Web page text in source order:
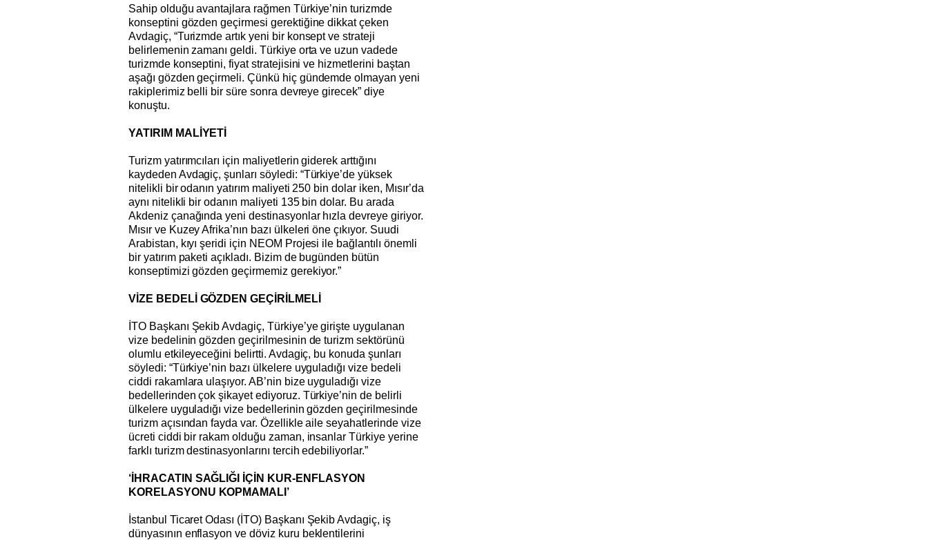
Sahip olduğu avantajlara rağmen Türkiye’nin turizmde
konseptini gözden geçirmesi gerektiğine dikkat çeken
Avdagiç, “Turizmde artık yeni bir konsept ve strateji
belirlemenin zamanı geldi. Türkiye orta ve uzun vadede
turizmde konseptini, fiyat stratejisini ve hizmetlerini baştan
aşağı gözden geçirmeli. Çünkü hiç gündemde olmayan yeni
rakiplerimiz belli bir süre sonra devreye girecek” diye
konuştu.
YATIRIM MALİYETİ
Turizm yatırımcıları için maliyetlerin giderek arttığını
kaydeden Avdagiç, şunları söyledi: “Türkiye’de yüksek
nitelikli bir odanın yatırım maliyeti 250 bin dolar iken, Mısır’da
aynı nitelikli bir odanın maliyeti 135 bin dolar. Bu arada
Akdeniz çanağında yeni destinasyonlar hızla devreye giriyor.
Mısır ve Kuzey Afrika’nın bazı ülkeleri öne çıkıyor. Suudi
Arabistan, kıyı şeridi için NEOM Projesi ile bağlantılı önemli
bir yatırım paketi açıkladı. Bizim de bugünden bütün
konseptimizi gözden geçirmemiz gerekiyor.”
VİZE BEDELİ GÖZDEN GEÇİRİLMELİ
İTO Başkanı Şekib Avdagiç, Türkiye’ye girişte uygulanan
vize bedelinin gözden geçirilmesinin de turizm sektörünü
olumlu etkileyeceğini belirtti. Avdagiç, bu konuda şunları
söyledi: “Türkiye’nin bazı ülkelere uyguladığı vize bedeli
ciddi rakamlara ulaşıyor. AB’nin bize uyguladığı vize
bedellerinden çok şikayet ediyoruz. Türkiye’nin de belirli
ülkelere uyguladığı vize bedellerinin gözden geçirilmesinde
turizm açısından fayda var. Özellikle aile seyahatlerinde vize
ücreti ciddi bir rakam olduğu zaman, insanlar Türkiye yerine
farklı turizm destinasyonlarını tercih edebiliyorlar.”
‘İHRACATIN SAĞLIĞI İÇİN KUR-ENFLASYON
KORELASYONU KOPMAMALI’
İstanbul Ticaret Odası (İTO) Başkanı Şekib Avdagiç, iş
dünyasının enflasyon ve döviz kuru beklentilerini